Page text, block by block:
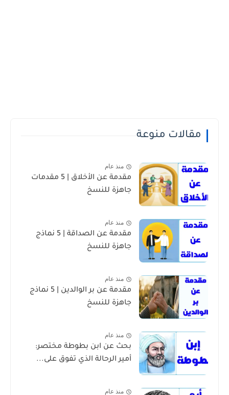
مقالات منوعة
منذ عام
مقدمة عن الأخلاق | 5 مقدمات
جاهزة للنسخ
منذ عام
مقدمة عن الصداقة | 5 نماذج
جاهزة للنسخ
منذ عام
مقدمة عن بر الوالدين | 5 نماذج
جاهزة للنسخ
منذ عام
بحث عن ابن بطوطة مختصر:
أمير الرحالة الذي تفوق على...
منذ عام